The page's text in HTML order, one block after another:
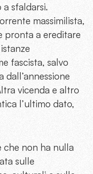
sfaldarsi.
massimilista,
pronta a ereditare
fascista, salvo
dall’annessione
vicenda e altro
l’ultimo dato,
che non ha nulla
sulle